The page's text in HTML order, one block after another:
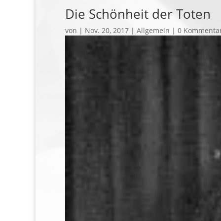
Die Schönheit der Toten
von | Nov. 20, 2017 | Allgemein | 0